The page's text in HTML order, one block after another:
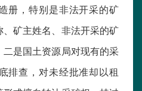
册，特别是非法开采的矿
矿主姓名、非法开采的矿
是国土资源局对现有的采
排查，对未经批准却以租